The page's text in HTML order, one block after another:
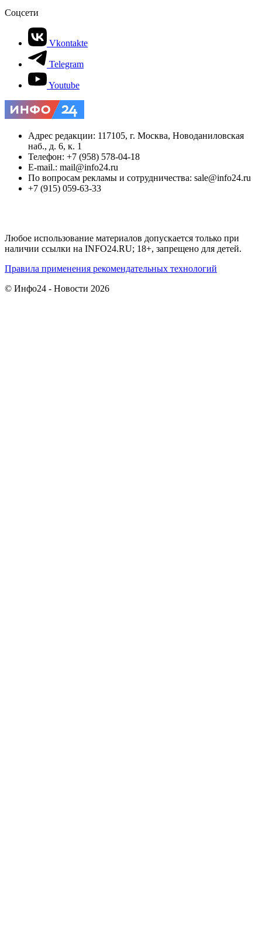
Соцсети
Vkontakte
Telegram
Youtube
Адрес редакции: 117105, г. Москва, Новоданиловская
наб., д. 6, к. 1
Телефон: +7 (958) 578-04-18
E-mail.: mail@info24.ru
По вопросам рекламы и сотрудничества: sale@info24.ru
+7 (915) 059-63-33
Любое использование материалов допускается только при
наличии ссылки на INFO24.RU; 18+, запрещено для детей.
Правила применения рекомендательных технологий
© Инфо24 - Новости 2026